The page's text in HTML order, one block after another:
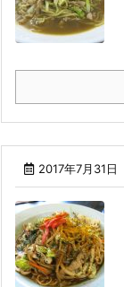
2017年7月31日